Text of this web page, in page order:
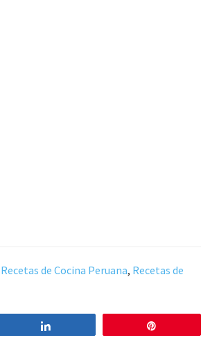
Recetas de Cocina Peruana, Recetas de